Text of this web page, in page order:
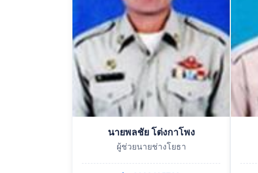
นายพลชัย โต่งกาโพง
ผู้ช่วยนายช่างโยธา